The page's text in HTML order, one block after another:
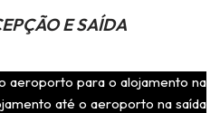
E SAÍDA
aeroporto para o alojamento na
até o aeroporto na saída